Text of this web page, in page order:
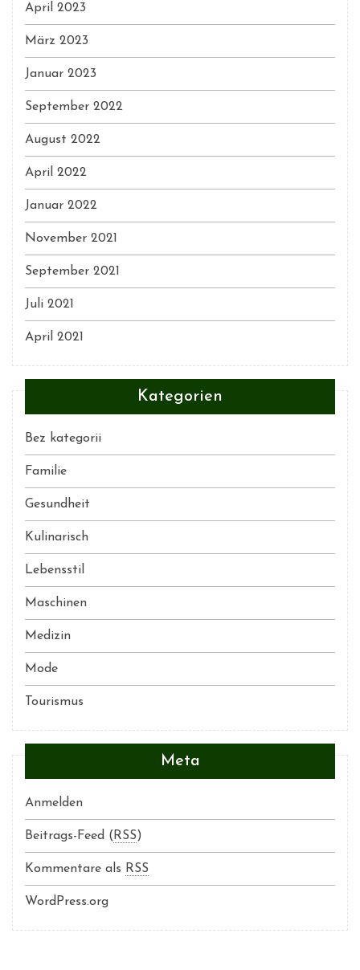
April 2023
März 2023
Januar 2023
September 2022
August 2022
April 2022
Januar 2022
November 2021
September 2021
Juli 2021
April 2021
Kategorien
Bez kategorii
Familie
Gesundheit
Kulinarisch
Lebensstil
Maschinen
Medizin
Mode
Tourismus
Meta
Anmelden
Beitrags-Feed ( RSS)
Kommentare als RSS
WordPress.org